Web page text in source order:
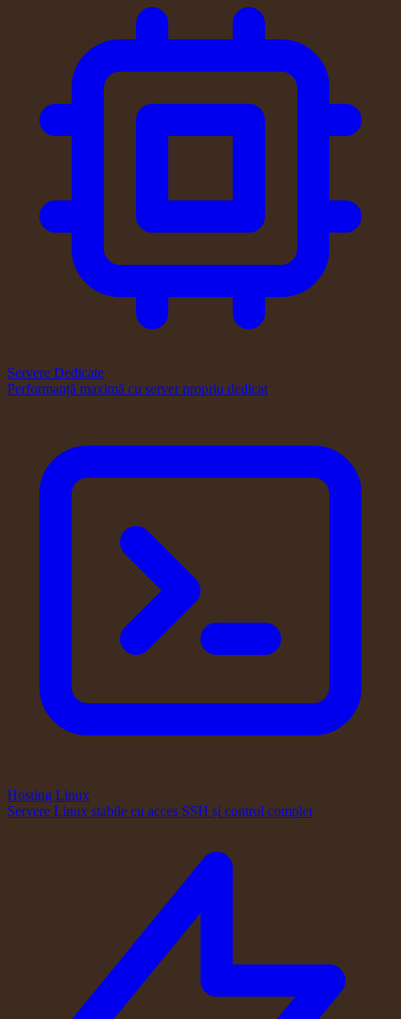
Servere Dedicate
Performanță maximă cu server propriu dedicat
Hosting Linux
Servere Linux stabile cu acces SSH și control complet